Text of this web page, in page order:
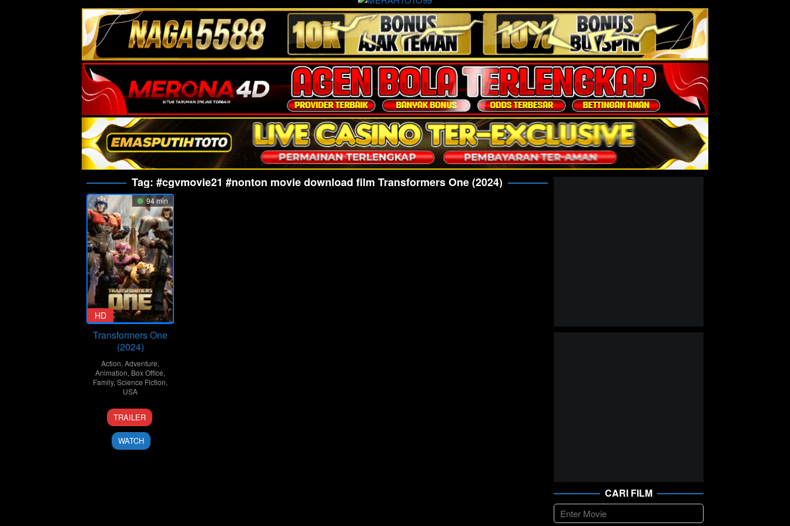
Tag: #cgvmovie21 #nonton movie download film Transformers One (2024)
94 min
HD
Transformers One
(2024)
Action, Adventure,
Animation, Box Office,
Family, Science Fiction,
USA
12
Sep
2024
Josh
Cooley
TRAILER
WATCH
CARI FILM